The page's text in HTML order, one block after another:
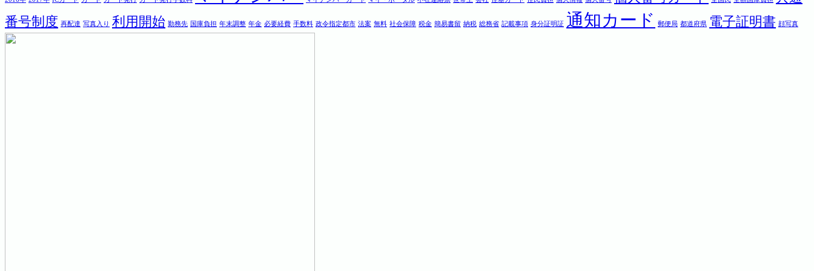
番号制度 再配達 写真入り 利用開始 勤務先 国庫負担 年末調整 年金 必要経費 手数料 政令指定都市 法案 無料 社会保障 税金 簡易書留 納税 総務省 記載事項 身分証明証 通知カード 郵便局 都道府県 電子証明書 顔写真